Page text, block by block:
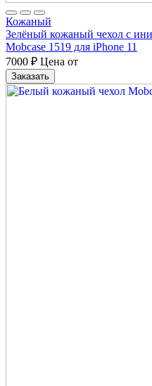
Кожаный
Зелёный кожаный чехол с
Mobcase 1519 для iPhone 11
7000 ₽ Цена от
Заказать